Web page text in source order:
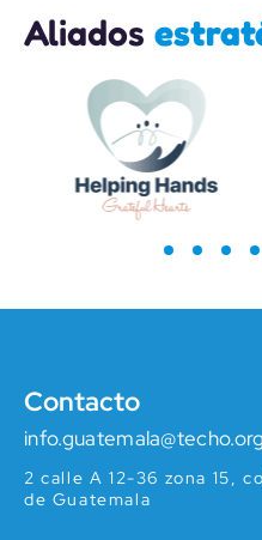
Aliados
Contacto
info.guatemala@techo.org
2 calle A 12-36 zona 15,
de Guatemala